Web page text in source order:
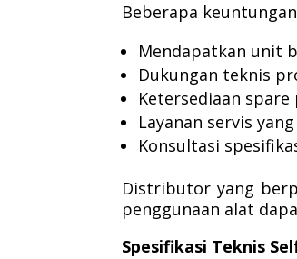
Beberapa
Mendapatkan unit
Dukungan teknis
Ketersediaan
Layanan servis
Konsultasi
Distributor yang
penggunaan alat
Spesifikasi Teknis